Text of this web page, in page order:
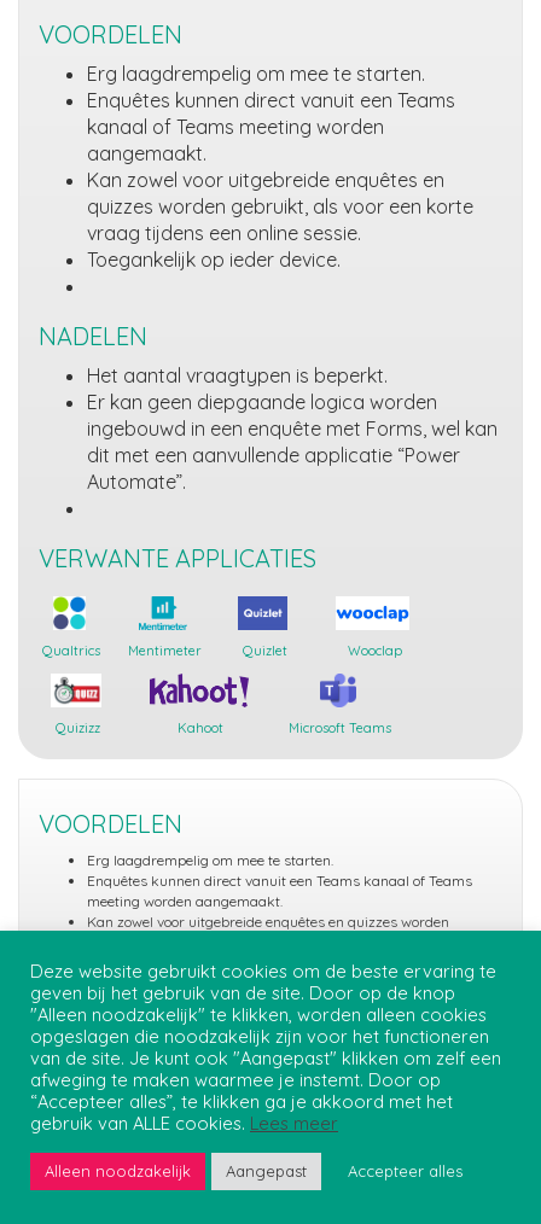
VOORDELEN
Erg laagdrempelig om mee te starten.
Enquêtes kunnen direct vanuit een Teams
kanaal of Teams meeting worden
aangemaakt.
Kan zowel voor uitgebreide enquêtes en
quizzes worden gebruikt, als voor een korte
vraag tijdens een online sessie.
Toegankelijk op ieder device.
NADELEN
Het aantal vraagtypen is beperkt.
Er kan geen diepgaande logica worden
ingebouwd in een enquête met Forms, wel kan
dit met een aanvullende applicatie “Power
Automate”.
VERWANTE APPLICATIES
Qualtrics Mentimeter Quizlet Wooclap
Quizizz Kahoot Microsoft Teams
VOORDELEN
Erg laagdrempelig om mee te starten.
Enquêtes kunnen direct vanuit een Teams kanaal of Teams
meeting worden aangemaakt.
Kan zowel voor uitgebreide enquêtes en quizzes worden
Toegankelijk op ieder device.
Privacybeleid
Onderwijs Student Support - Teaching and Learning Centre
Tekstuele inhoud
Deze website gebruikt cookies om de beste ervaring te
geven bij het gebruik van de site. Door op de knop
"Alleen noodzakelijk" te klikken, worden alleen cookies
opgeslagen die noodzakelijk zijn voor het functioneren
van de site. Je kunt ook "Aangepast" klikken om zelf een
afweging te maken waarmee je instemt. Door op
“Accepteer alles”, te klikken ga je akkoord met het
gebruik van ALLE cookies. Lees meer
Alleen noodzakelijk Aangepast Accepteer alles